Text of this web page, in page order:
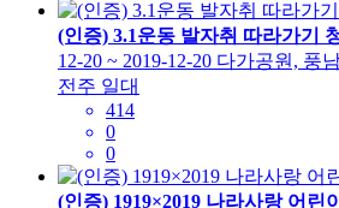
(인증) 3.1운동 발자취 따라가기
12-20 ~ 2019-12-20 다가공원, 풍
전주 일대
414
0
0
(인증) 1919×2019 나라사랑 어린